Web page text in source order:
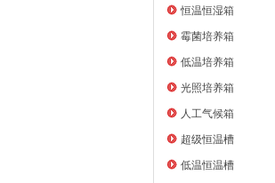
恒温恒湿箱
霉菌培养箱
低温培养箱
光照培养箱
人工气候箱
超级恒温槽
低温恒温槽